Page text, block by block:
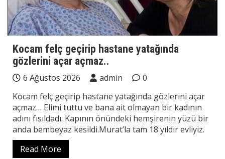
Kocam felç geçirip hastane yatağında
gözlerini açar açmaz..
6 Ağustos 2026 admin
0
Kocam felç geçirip hastane yatağında gözlerini açar
açmaz… Elimi tuttu ve bana ait olmayan bir kadının
adını fısıldadı. Kapının önündeki hemşirenin yüzü bir
anda bembeyaz kesildi.Murat’la tam 18 yıldır evliyiz.
Read More